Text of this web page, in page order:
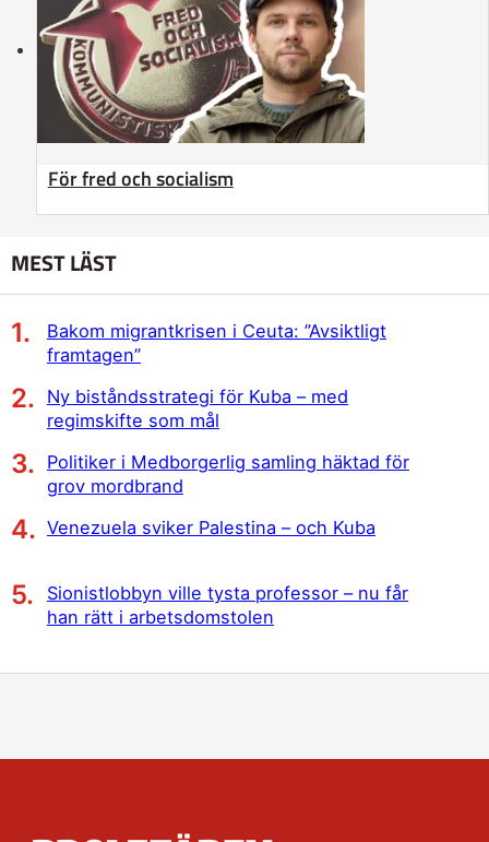
För fred och socialism
MEST LÄST
Bakom migrantkrisen i Ceuta: ”Avsiktligt
framtagen”
Ny biståndsstrategi för Kuba – med
regimskifte som mål
Politiker i Medborgerlig samling häktad för
grov mordbrand
Venezuela sviker Palestina – och Kuba
Sionistlobbyn ville tysta professor – nu får
han rätt i arbetsdomstolen